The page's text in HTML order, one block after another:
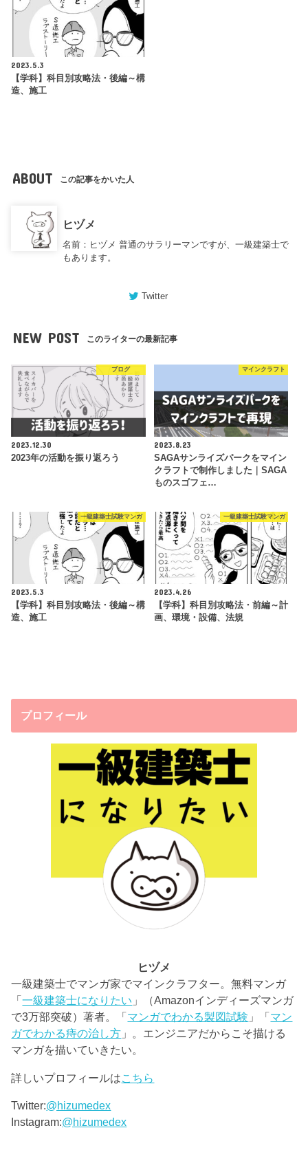
2023.5.3
【学科】科目別攻略法・後編～構
造、施工
ABOUT この記事をかいた人
ヒヅメ
名前：ヒヅメ 普通のサラリーマンですが、一級建築士で
もあります。
Twitter
NEW POST このライターの最新記事
ブログ
2023.12.30
2023年の活動を振り返ろう
マインクラフト
2023.8.23
SAGAサンライズパークをマイン
クラフトで制作しました｜SAGA
ものスゴフェ…
一級建築士試験マンガ
2023.5.3
【学科】科目別攻略法・後編～構
造、施工
一級建築士試験マンガ
2023.4.26
【学科】科目別攻略法・前編～計
画、環境・設備、法規
プロフィール
ヒヅメ
一級建築士でマンガ家でマインクラフター。無料マンガ
「一級建築士になりたい 」（Amazonインディーズマンガ
で3万部突破）著者。「マンガでわかる製図試験 」「マン
ガでわかる痔の治し方 」。エンジニアだからこそ描ける
マンガを描いていきたい。
詳しいプロフィールはこちら
Twitter:@hizumedex
Instagram:@hizumedex